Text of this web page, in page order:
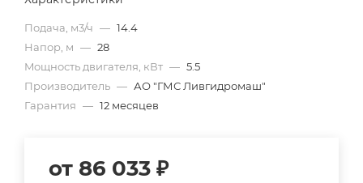
Подача, м3/ч — 14.4
Напор, м — 28
Mощность двигателя, кВт — 5.5
Производитель — АО "ГМС Ливгидромаш"
Гарантия — 12 месяцев
от 86 033 ₽